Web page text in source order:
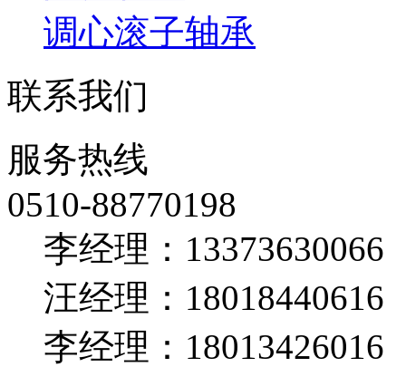
调心滚子轴承
联系我们
服务热线
0510-88770198
李经理：13373630066
汪经理：18018440616
李经理：18013426016